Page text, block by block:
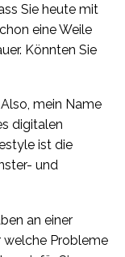
Sie heute mit
eine Weile
Könnten Sie
mein Name
digitalen
ist die
und
an einer
welche Probleme